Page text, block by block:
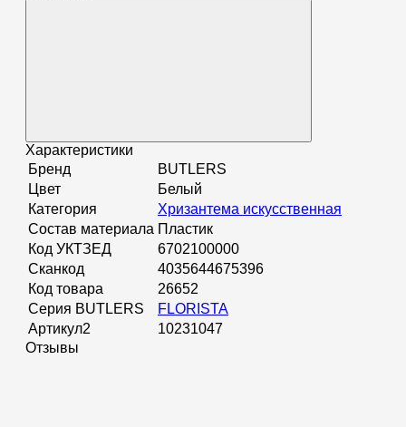
Характеристики
Бренд
BUTLERS
Цвет
Белый
Категория
Хризантема искусственная
Состав материала Пластик
Код УКТЗЕД
6702100000
Сканкод
4035644675396
Код товара
26652
Серия BUTLERS
FLORISTA
Артикул2
10231047
Отзывы